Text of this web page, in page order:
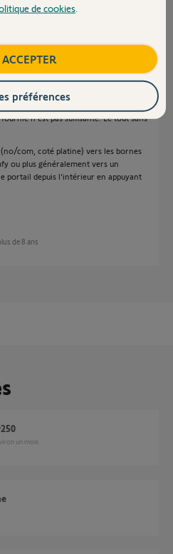
un tel matériel, mieux vaut se
un maximum de détails sur
n'est pas suffisante. Le tout sans
com, coté platine) vers les bornes
ou plus généralement vers un
portail depuis l'intérieur en appuyant
de 8 ans
un mois
de cookies
préférences